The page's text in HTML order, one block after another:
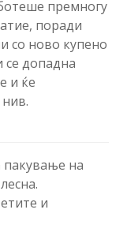
премногу
поради
со ново купено
се допадна
и ќе
пакување на
и